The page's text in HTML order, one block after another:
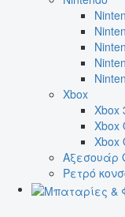
Xbox
Xbox
Xbox
Xbox
Αξεσουάρ
Ρετρό